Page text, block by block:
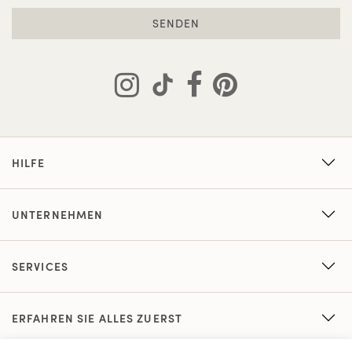
SENDEN
HILFE
UNTERNEHMEN
SERVICES
ERFAHREN SIE ALLES ZUERST